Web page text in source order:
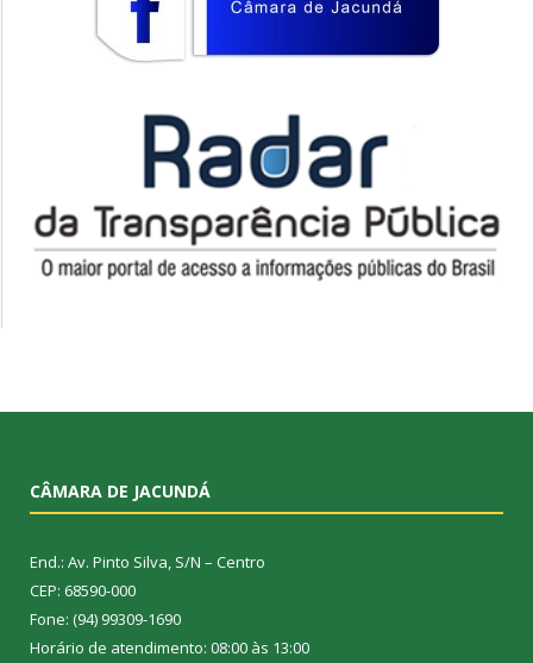
CÂMARA DE JACUNDÁ
End.: Av. Pinto Silva, S/N – Centro
CEP: 68590-000
Fone: (94) 99309-1690
Horário de atendimento: 08:00 às 13:00